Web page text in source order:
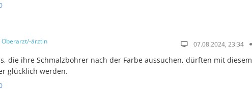
Oberarzt/-ärztin 07.08.2024, 23:34
die ihre Schmalzbohrer nach der Farbe aussuchen, dürften mit diesem
glücklich werden.